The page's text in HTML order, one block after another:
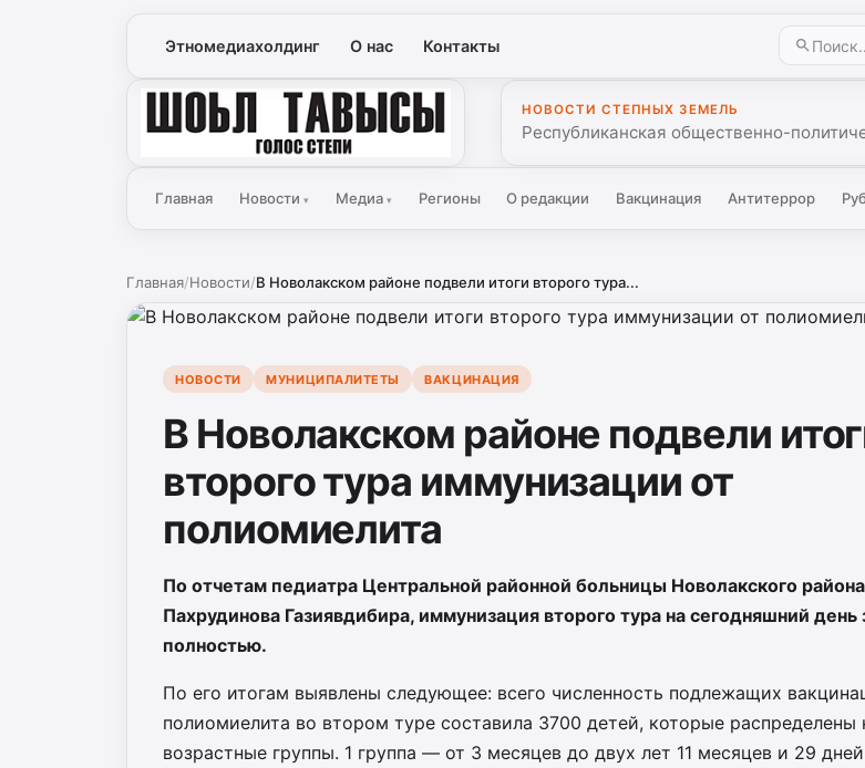
Этномедиахолдинг О нас Контакты
Голос Степи
НОВОСТИ СТЕПНЫХ ЗЕМЕЛЬ
Республиканская общественно-
Главная Новости▾ Медиа ▾ Регионы О редакции Вакцинация Антитеррор
Главная/Новости/В Новолакском районе подвели итоги второго тура...
НОВОСТИ МУНИЦИПАЛИТЕТЫ ВАКЦИНАЦИЯ
В Новолакском районе подвели
второго тура иммунизации от
полиомиелита
По отчетам педиатра Центральной районной больницы Новолакского района
Пахрудинова Газиявдибира, иммунизация второго тура на сегодняшний день
полностью.
По его итогам выявлены следующее: всего численность подлежащих
полиомиелита во втором туре составила 3700 детей, которые распределены
возрастные группы. 1 группа — от 3 месяцев до двух лет 11 месяцев и 29